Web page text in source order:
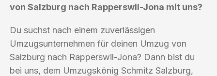
von Salzburg nach Rapperswil-Jona mit uns?
Du suchst nach einem zuverlässigen
Umzugsunternehmen für deinen Umzug von
Salzburg nach Rapperswil-Jona? Dann bist du
bei uns, dem Umzugskönig Schmitz Salzburg,